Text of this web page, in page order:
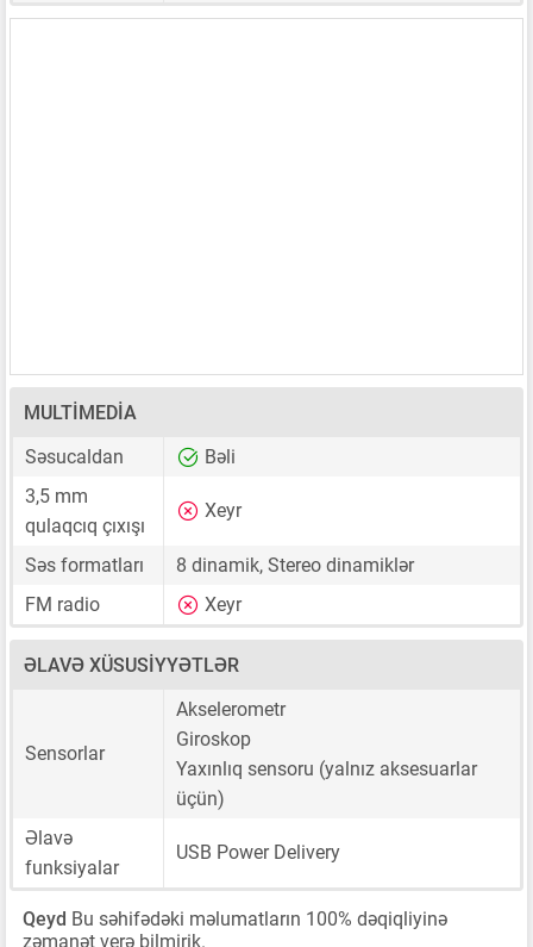
MULTIMEDIA
Səsucaldan
Bəli
3,5 mm
qulaqcıq çıxışı
Xeyr
Səs formatları
8 dinamik, Stereo dinamiklər
FM radio
Xeyr
ƏLAVƏ XÜSUSIYYƏTLƏR
Sensorlar
Akselerometr
Giroskop
Yaxınlıq sensoru (yalnız aksesuarlar
üçün)
Əlavə
funksiyalar
USB Power Delivery
Qeyd Bu səhifədəki məlumatların 100% dəqiqliyinə
zəmanət verə bilmirik.